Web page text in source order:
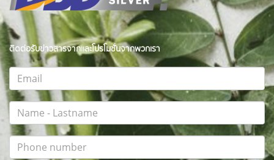
ติดต่อรับข่าวสารจากและโปรโมชั่นจากพวกเรา